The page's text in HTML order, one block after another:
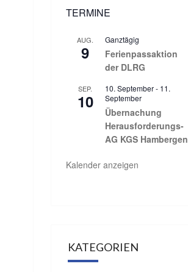
TERMINE
AUG.
9
Ganztägig
Ferienpassaktion
der DLRG
SEP.
10
10. September- 11.
September
Übernachung
Herausforderungs-
AG KGS Hambergen
Kalender anzeigen
KATEGORIEN